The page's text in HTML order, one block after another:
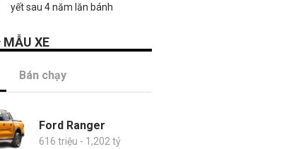
yết sau 4 năm lăn bánh
MẪU XE
Bán chạy
Ford Ranger
616 triệu - 1,202 tỷ